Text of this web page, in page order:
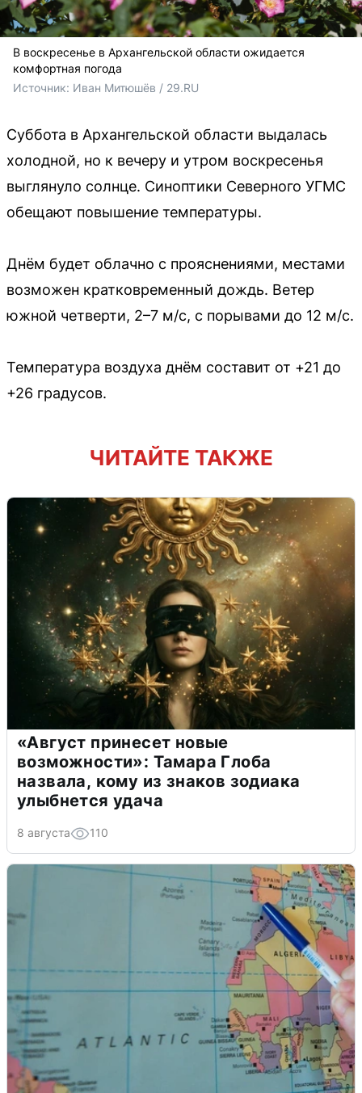
В воскресенье в Архангельской области ожидается
комфортная погода
Источник: Иван Митюшёв / 29.RU
Суббота в Архангельской области выдалась
холодной, но к вечеру и утром воскресенья
выглянуло солнце. Синоптики Северного УГМС
обещают повышение температуры.
Днём будет облачно с прояснениями, местами
возможен кратковременный дождь. Ветер
южной четверти, 2–7 м/с, с порывами до 12 м/с.
Температура воздуха днём составит от +21 до
+26 градусов.
ЧИТАЙТЕ ТАКЖЕ
«Август принесет новые
возможности»: Тамара Глоба
назвала, кому из знаков зодиака
улыбнется удача
8 августа 110